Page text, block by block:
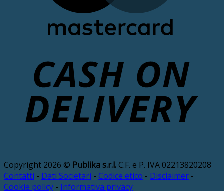
Copyright 2026 © Publika s.r.l. C.F. e P. IVA 02213820208
Contatti - Dati Societari - Codice etico - Disclaimer -
Cookie policy - Informativa privacy